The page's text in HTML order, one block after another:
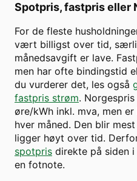
Spotpris, fastpris eller
For de fleste
vært billigst over tid,
månedsavgift er lave.
men har ofte bindingstid
du vurderer det, les også
fastpris strøm.
øre/kWh inkl. mva, men
hver måned. Den blir
ligger høyt over tid.
spotpris direkte på siden
en fotnote.